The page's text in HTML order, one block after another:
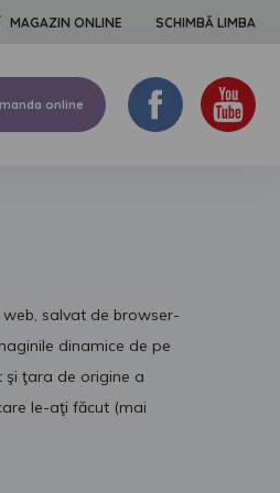
MAGAZIN ONLINE SCHIMBĂ LIMBA
online
salvat de browser-
dinamice de pe
şi ţara de origine a
le-aţi făcut (mai